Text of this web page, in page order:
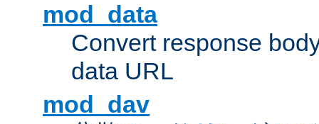
mod_data
Convert response
data URL
mod_dav